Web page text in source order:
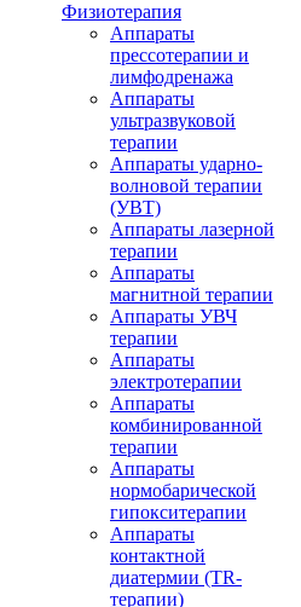
Физиотерапия
Аппараты
прессотерапии и
лимфодренажа
Аппараты
ультразвуковой
терапии
Аппараты ударно-
волновой терапии
(УВТ)
Аппараты лазерной
терапии
Аппараты
магнитной терапии
Аппараты УВЧ
терапии
Аппараты
электротерапии
Аппараты
комбинированной
терапии
Аппараты
нормобарической
гипокситерапии
Аппараты
контактной
диатермии (TR-
терапии)